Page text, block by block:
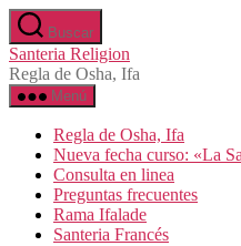
Saltar
al
contenido
Buscar
Santeria Religion
Regla de Osha, Ifa
Menú
Regla de Osha, Ifa
Nueva fecha curso: «La
Consulta en linea
Preguntas frecuentes
Rama Ifalade
Santeria Francés